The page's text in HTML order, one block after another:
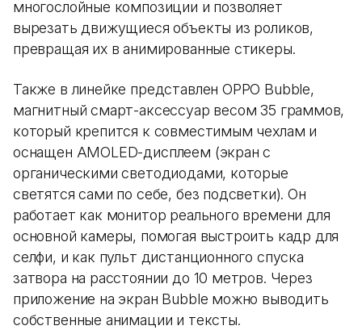
многослойные композиции и позволяет
вырезать движущиеся объекты из роликов,
превращая их в анимированные стикеры.
Также в линейке представлен OPPO Bubble,
магнитный смарт-аксессуар весом 35 граммов,
который крепится к совместимым чехлам и
оснащен AMOLED-дисплеем (экран с
органическими светодиодами, которые
светятся сами по себе, без подсветки). Он
работает как монитор реального времени для
основной камеры, помогая выстроить кадр для
селфи, и как пульт дистанционного спуска
затвора на расстоянии до 10 метров. Через
приложение на экран Bubble можно выводить
собственные анимации и тексты.